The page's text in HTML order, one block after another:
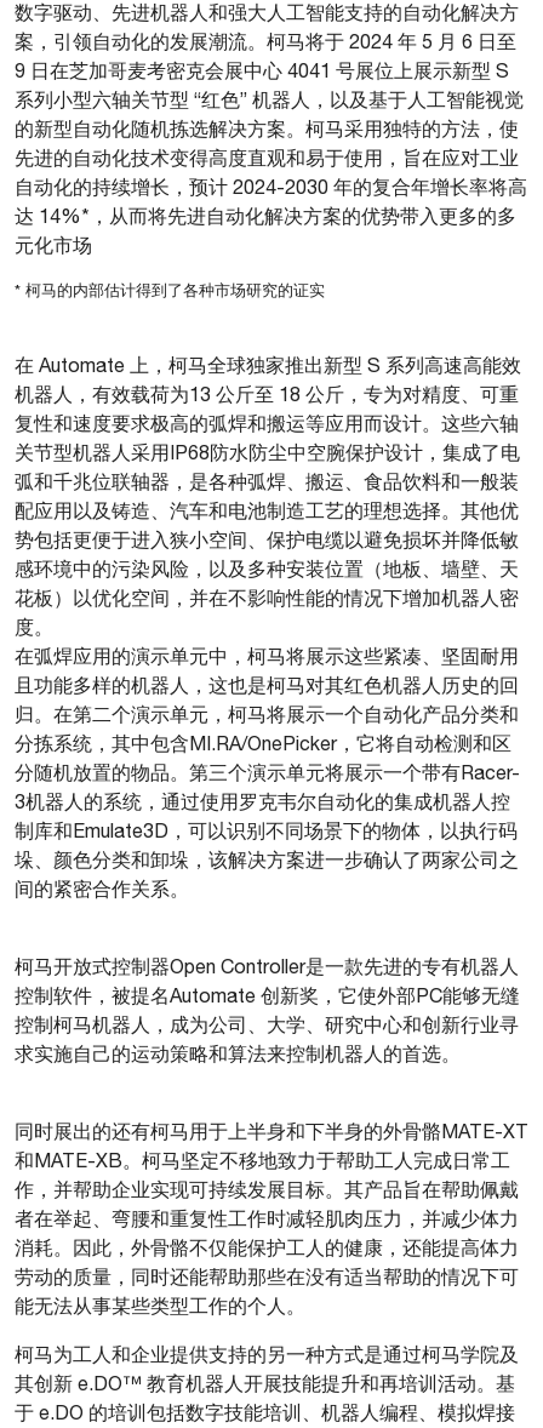
数字驱动、先进机器人和强大人工智能支持的自动化解决方
案，引领自动化的发展潮流。柯马将于 2024 年 5 月 6 日至
9 日在芝加哥麦考密克会展中心 4041 号展位上展示新型 S
系列小型六轴关节型 “红色” 机器人，以及基于人工智能视觉
的新型自动化随机拣选解决方案。柯马采用独特的方法，使
先进的自动化技术变得高度直观和易于使用，旨在应对工业
自动化的持续增长，预计 2024-2030 年的复合年增长率将高
达 14%*，从而将先进自动化解决方案的优势带入更多的多
元化市场
* 柯马的内部估计得到了各种市场研究的证实
在 Automate 上，柯马全球独家推出新型 S 系列高速高能效
机器人，有效载荷为13 公斤至 18 公斤，专为对精度、可重
复性和速度要求极高的弧焊和搬运等应用而设计。这些六轴
关节型机器人采用IP68防水防尘中空腕保护设计，集成了电
弧和千兆位联轴器，是各种弧焊、搬运、食品饮料和一般装
配应用以及铸造、汽车和电池制造工艺的理想选择。其他优
势包括更便于进入狭小空间、保护电缆以避免损坏并降低敏
感环境中的污染风险，以及多种安装位置（地板、墙壁、天
花板）以优化空间，并在不影响性能的情况下增加机器人密
度。
在弧焊应用的演示单元中，柯马将展示这些紧凑、坚固耐用
且功能多样的机器人，这也是柯马对其红色机器人历史的回
归。在第二个演示单元，柯马将展示一个自动化产品分类和
分拣系统，其中包含MI.RA/OnePicker，它将自动检测和区
分随机放置的物品。第三个演示单元将展示一个带有Racer-
3机器人的系统，通过使用罗克韦尔自动化的集成机器人控
制库和Emulate3D，可以识别不同场景下的物体，以执行码
垛、颜色分类和卸垛，该解决方案进一步确认了两家公司之
间的紧密合作关系。
柯马开放式控制器Open Controller是一款先进的专有机器人
控制软件，被提名Automate 创新奖，它使外部PC能够无缝
控制柯马机器人，成为公司、大学、研究中心和创新行业寻
求实施自己的运动策略和算法来控制机器人的首选。
同时展出的还有柯马用于上半身和下半身的外骨骼MATE-XT
和MATE-XB。柯马坚定不移地致力于帮助工人完成日常工
作，并帮助企业实现可持续发展目标。其产品旨在帮助佩戴
者在举起、弯腰和重复性工作时减轻肌肉压力，并减少体力
消耗。因此，外骨骼不仅能保护工人的健康，还能提高体力
劳动的质量，同时还能帮助那些在没有适当帮助的情况下可
能无法从事某些类型工作的个人。
柯马为工人和企业提供支持的另一种方式是通过柯马学院及
其创新 e.DO™ 教育机器人开展技能提升和再培训活动。基
于 e.DO 的培训包括数字技能培训、机器人编程、模拟焊接